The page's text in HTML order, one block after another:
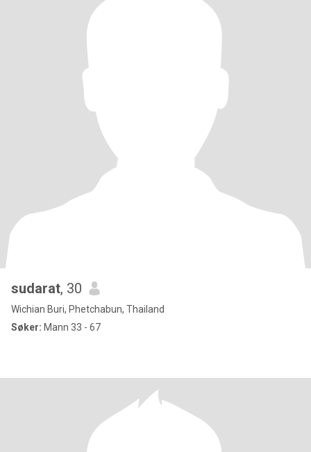
sudarat, 30
Wichian Buri, Phetchabun, Thailand
Søker: Mann 33 - 67